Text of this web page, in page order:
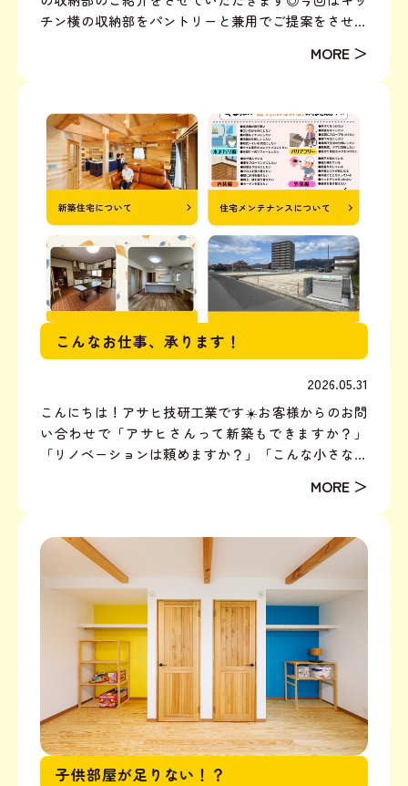
チン横の収納部をパントリーと兼用でご提案をさせて
用品（ティッシュ箱、常温保存の食品など）を仕舞っ
こんなお仕事、承ります！
2026.05.31
こんにちは！アサヒ技研工業です☀️お客様からのお問
い合わせで「アサヒさんって新築もできますか？」
「リノベーションは頼めますか？」「こんな小さな修
ただくことが少なくありません。そこでこの度、ホー
した。アサヒ...
子供部屋が足りない！？